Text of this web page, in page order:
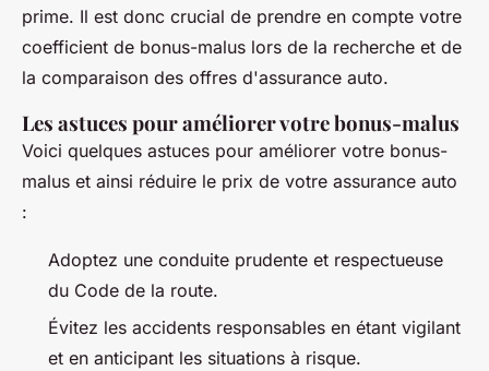
prime. Il est donc crucial de prendre en compte votre
coefficient de bonus-malus lors de la recherche et de
la comparaison des offres d'assurance auto.
Les astuces pour améliorer votre bonus-malus
Voici quelques astuces pour améliorer votre bonus-
malus et ainsi réduire le prix de votre assurance auto
:
Adoptez une conduite prudente et respectueuse
du Code de la route.
Évitez les accidents responsables en étant vigilant
et en anticipant les situations à risque.